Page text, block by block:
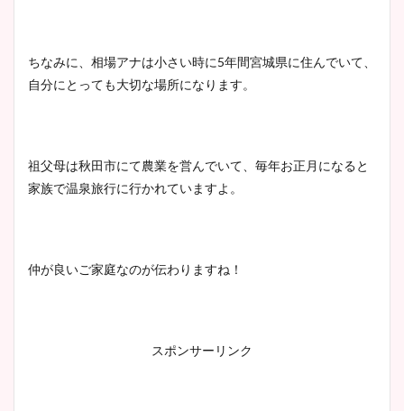
ちなみに、相場アナは小さい時に5年間宮城県に住んでいて、
自分にとっても大切な場所になります。
祖父母は秋田市にて農業を営んでいて、毎年お正月になると
家族で温泉旅行に行かれていますよ。
仲が良いご家庭なのが伝わりますね！
スポンサーリンク